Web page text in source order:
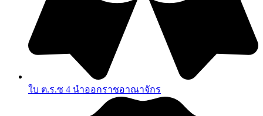
ใบ ต.ร.ซ 4 นำออกราชอาณาจักร